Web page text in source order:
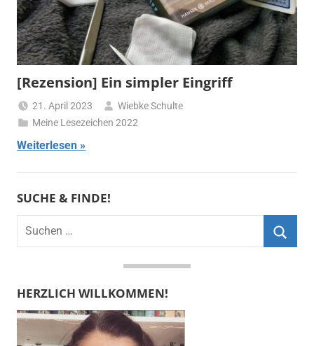
[Rezension] Ein simpler Eingriff
21. April 2023
Wiebke Schulte
Meine Lesezeichen 2022
Weiterlesen
SUCHE & FINDE!
Suchen
HERZLICH WILLKOMMEN!